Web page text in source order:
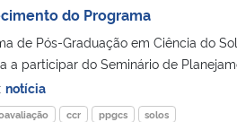
do Programa
de Pós-Graduação em Ciência do
a participar do Seminário de
notícia
ccr ppgcs solos